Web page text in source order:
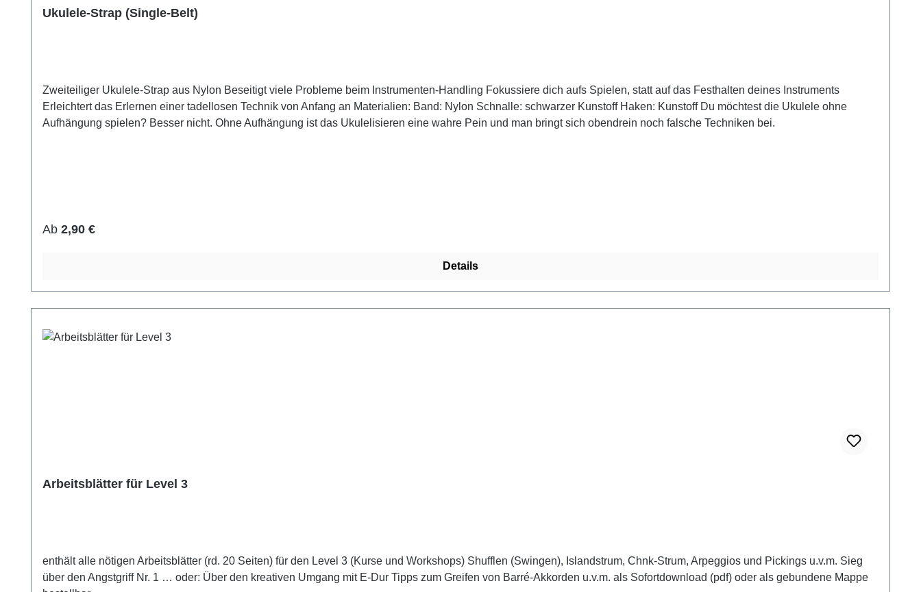
Ukulele-Strap (Single-Belt)
Zweiteiliger Ukulele-Strap aus Nylon Beseitigt viele Probleme beim Instrumenten-Handling Fokussiere dich aufs Spielen, statt auf das Festhalten deines Instruments
Erleichtert das Erlernen einer tadellosen Technik von Anfang an Materialien: Band: Nylon Schnalle: schwarzer Kunstoff Haken: Kunstoff Du möchtest die Ukulele ohne
Aufhängung spielen? Besser nicht. Ohne Aufhängung ist das Ukulelisieren eine wahre Pein und man bringt sich obendrein noch falsche Techniken bei.
Regulärer Preis:
Ab 2,90 €
Details
Arbeitsblätter für Level 3
enthält alle nötigen Arbeitsblätter (rd. 20 Seiten) für den Level 3 (Kurse und Workshops) Shufflen (Swingen), Islandstrum, Chnk-Strum, Arpeggios und Pickings u.v.m. Sieg
über den Angstgriff Nr. 1 … oder: Über den kreativen Umgang mit E-Dur Tipps zum Greifen von Barré-Akkorden u.v.m. als Sofortdownload (pdf) oder als gebundene Mappe